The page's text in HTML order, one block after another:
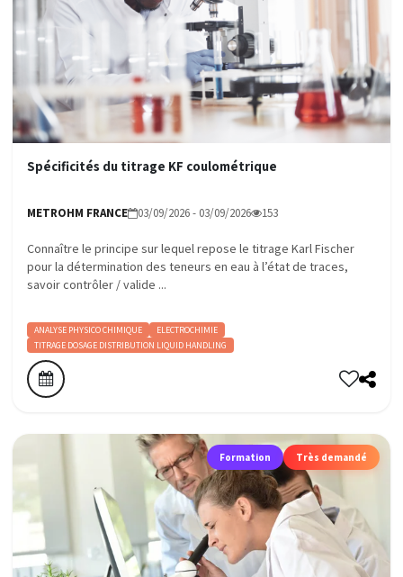
Spécificités du titrage KF coulométrique
METROHM FRANCE 03/09/2026 - 03/09/2026 153
Connaître le principe sur lequel repose le titrage Karl Fischer
pour la détermination des teneurs en eau à l’état de traces,
savoir contrôler / valide ...
ANALYSE PHYSICO CHIMIQUE
ELECTROCHIMIE
TITRAGE DOSAGE DISTRIBUTION LIQUID HANDLING
Formation Très demandé